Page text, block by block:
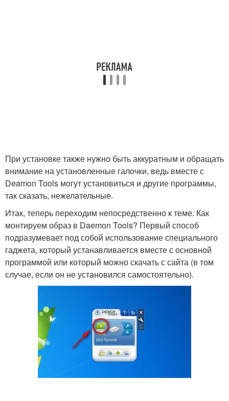
При установке также нужно быть аккуратным и обращать
внимание на установленные галочки, ведь вместе с
Deamon Tools могут установиться и другие программы,
так сказать, нежелательные.
Итак, теперь переходим непосредственно к теме. Как
монтируем образ в Daemon Tools? Первый способ
подразумевает под собой использование специального
гаджета, который устанавливается вместе с основной
программой или который можно скачать с сайта (в том
случае, если он не установился самостоятельно).